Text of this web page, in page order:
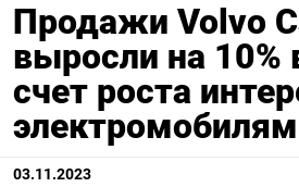
Продажи Volvo
выросли на 10%
счет роста
электромобилям
03.11.2023